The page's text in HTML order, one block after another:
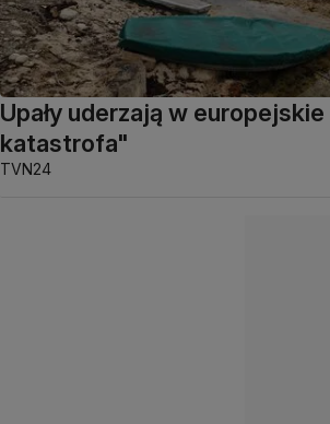
Upały uderzają w
katastrofa"
TVN24